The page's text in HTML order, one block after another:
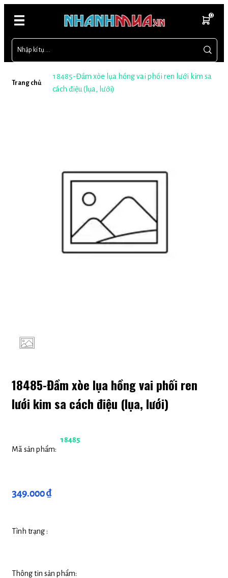
0
Trang chủ
18485-Đầm xòe lụa hồng vai phối ren lưới kim sa
cách điệu (lụa, lưới)
18485-Đầm xòe lụa hồng vai phối ren
lưới kim sa cách điệu (lụa, lưới)
Mã sản phẩm:
18485
349.000 ₫
Tình trạng :
Thông tin sản phẩm: